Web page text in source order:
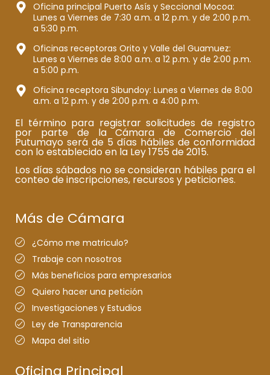
Oficina principal Puerto Asís y Seccional Mocoa:
Lunes a Viernes de 7:30 a.m. a 12 p.m. y de 2:00 p.m.
a 5:30 p.m.
Oficinas receptoras Orito y Valle del Guamuez:
Lunes a Viernes de 8:00 a.m. a 12 p.m. y de 2:00 p.m.
a 5:00 p.m.
Oficina receptora Sibundoy: Lunes a Viernes de 8:00
a.m. a 12 p.m. y de 2:00 p.m. a 4:00 p.m.
El término para registrar solicitudes de registro
por parte de la Cámara de Comercio del
Putumayo será de 5 días hábiles de conformidad
con lo establecido en la Ley 1755 de 2015.
Los días sábados no se consideran hábiles para el
conteo de inscripciones, recursos y peticiones.
Más de Cámara
¿Cómo me matriculo?
Trabaje con nosotros
Más beneficios para empresarios
Quiero hacer una petición
Investigaciones y Estudios
Ley de Transparencia
Mapa del sitio
Oficina Principal